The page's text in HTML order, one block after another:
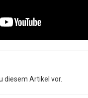
diesem Artikel vor.